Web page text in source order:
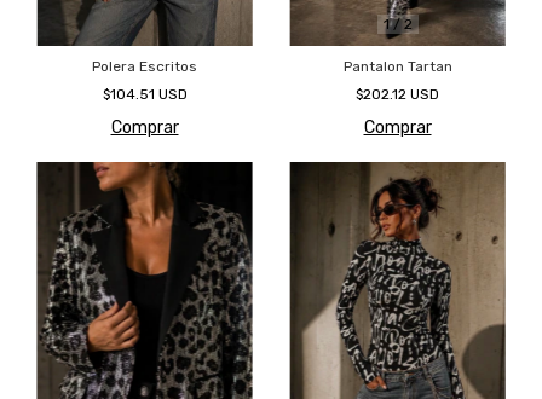
Polera Escritos
$104.51 USD
Comprar
1/2
Pantalon Tartan
$202.12 USD
Comprar